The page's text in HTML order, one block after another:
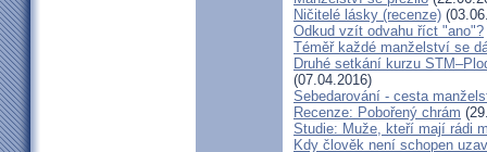
Ničitelé lásky (recenze)
Odkud vzít odvahu říct "ano"?
Téměř každé manželství se
Druhé setkání kurzu
(07.04.2016)
Sebedarování - cesta
Recenze: Pobořený chrám
Studie: Muže, kteří mají rádi
Kdy člověk není schopen